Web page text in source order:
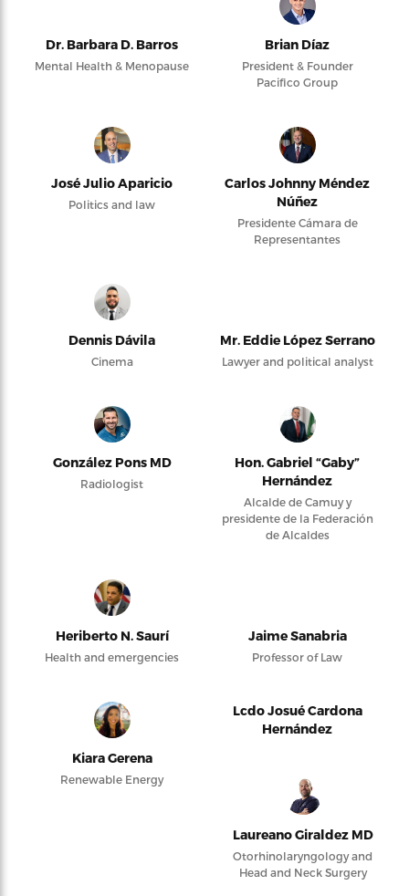
Dr. Barbara D. Barros
Mental Health & Menopause
Brian Díaz
President & Founder
Pacifico Group
José Julio Aparicio
Politics and law
Carlos Johnny Méndez
Núñez
Presidente Cámara de
Representantes
Dennis Dávila
Cinema
Mr. Eddie López Serrano
Lawyer and political analyst
González Pons MD
Radiologist
Hon. Gabriel “Gaby”
Hernández
Alcalde de Camuy y
presidente de la Federación
de Alcaldes
Heriberto N. Saurí
Health and emergencies
Jaime Sanabria
Professor of Law
Kiara Gerena
Renewable Energy
Lcdo Josué Cardona
Hernández
Laureano Giraldez MD
Otorhinolaryngology and
Head and Neck Surgery